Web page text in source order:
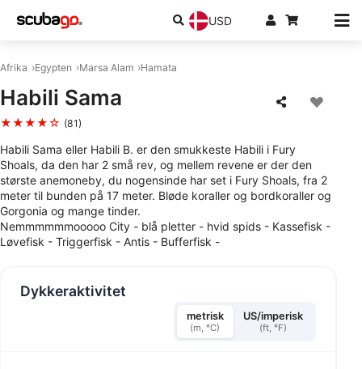
USD
Afrika Egypten Marsa Alam Hamata
Habili Sama
★★★★☆ (81)
Habili Sama eller Habili B. er den smukkeste Habili i Fury
Shoals, da den har 2 små rev, og mellem revene er der den
største anemoneby, du nogensinde har set i Fury Shoals, fra 2
meter til bunden på 17 meter. Bløde koraller og bordkoraller og
Gorgonia og mange tinder.
Nemmmmmmooooo City - blå pletter - hvid spids - Kassefisk -
Løvefisk - Triggerfisk - Antis - Bufferfisk -
Dykkeraktivitet
metrisk
(m, °C)
US/imperisk
(ft, °F)